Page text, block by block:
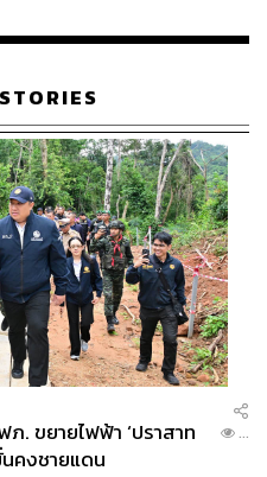
. ขยายไฟฟ้า ‘ปราสาท
นคงชายแดน
...